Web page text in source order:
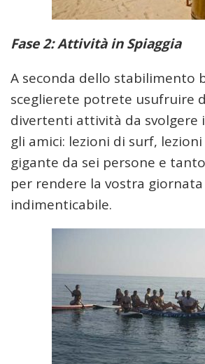
Fase 2: Attività in Spiaggia
A seconda dello stabilimento
sceglierete potrete usufruire
divertenti attività da svolgere
gli amici: lezioni di surf,
gigante da sei persone e
per rendere la vostra
indimenticabile.